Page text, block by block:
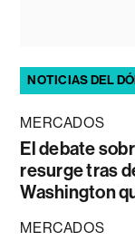
NOTICIAS DEL
MERCADOS
El debate
resurge tras
Washington
MERCADOS